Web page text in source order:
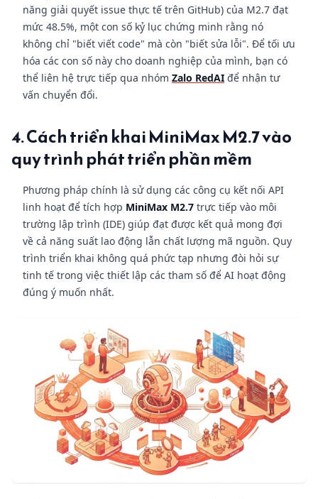
năng giải quyết issue thực tế trên GitHub) của M2.7 đạt
mức 48.5%, một con số kỷ lục chứng minh rằng nó
không chỉ "biết viết code" mà còn "biết sửa lỗi". Để tối ưu
hóa các con số này cho doanh nghiệp của mình, bạn có
thể liên hệ trực tiếp qua nhóm Zalo RedAI để nhận tư
vấn chuyển đổi.
4. Cách triển khai MiniMax M2.7 vào
quy trình phát triển phần mềm
Phương pháp chính là sử dụng các công cụ kết nối API
linh hoạt để tích hợp MiniMax M2.7 trực tiếp vào môi
trường lập trình (IDE) giúp đạt được kết quả mong đợi
về cả năng suất lao động lẫn chất lượng mã nguồn. Quy
trình triển khai không quá phức tạp nhưng đòi hỏi sự
tinh tế trong việc thiết lập các tham số để AI hoạt động
đúng ý muốn nhất.